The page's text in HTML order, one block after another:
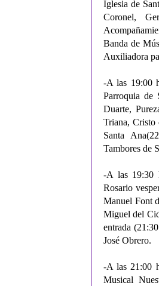
Iglesia de
Coronel,
Banda de
Auxiliadora
-A las 19:00
Parroquia de
Duarte,
Triana, Cristo
Santa
Tambores de
-A las 19:30
Rosario
Manuel Font
Miguel del
entrada
José Obrero.
-A las 21:00
Musical